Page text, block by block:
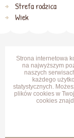
Strefa rodzica
Wiek
Strona internetowa
na najwyższym
naszych
każdego
statystycznych.
plików cookies w
cookies